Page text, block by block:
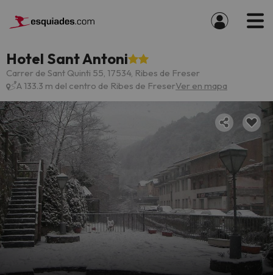
Hotel Sant Antoni
Carrer de Sant Quinti 55, 17534, Ribes de Freser
A 133.3 m del centro de Ribes de FreserVer en mapa